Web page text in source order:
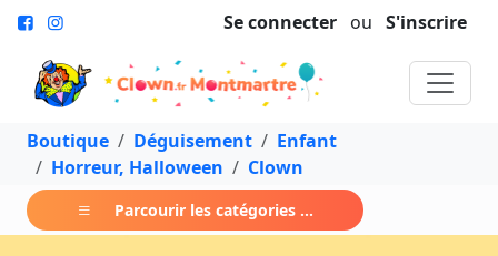
Se connecter ou S'inscrire
Boutique Déguisement
Enfant
Horreur, Halloween
Clown
Parcourir les catégories ...